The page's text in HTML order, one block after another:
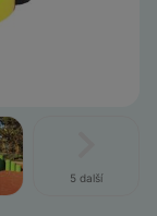
5 další